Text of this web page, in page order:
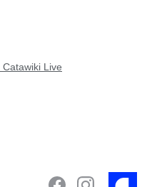
Live